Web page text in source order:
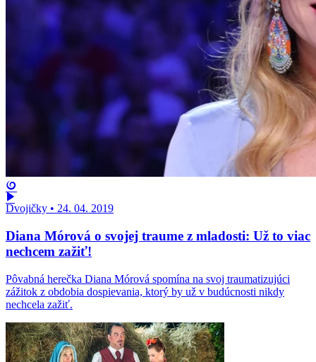
Dvojičky • 24. 04. 2019
Diana Mórová o svojej traume z mladosti: Už to viac
nechcem zažiť!
Pôvabná herečka Diana Mórová spomína na svoj traumatizujúci
zážitok z obdobia dospievania, ktorý by už v budúcnosti nikdy
nechcela zažiť.